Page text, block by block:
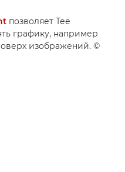
позволяет Тее
графику, например
изображений. ©